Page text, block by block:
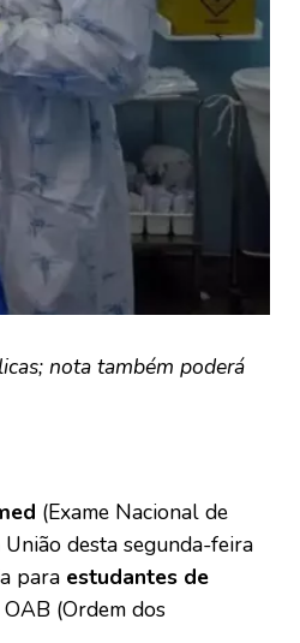
nota também poderá
(Exame Nacional de
desta segunda-feira
para estudantes de
(Ordem dos